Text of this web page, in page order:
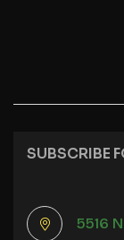
SUBSCRIBE
5516